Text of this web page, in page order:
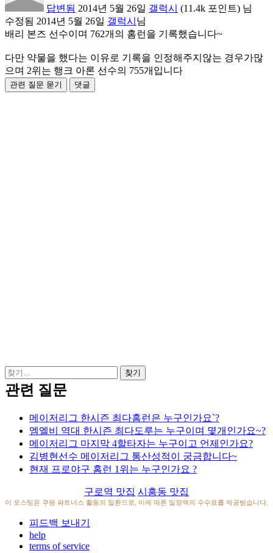
답변됨 2014년 5월 26일 갤럭시 (11.4k 포인트) 님
수정됨 2014년 5월 26일 갤럭시 님
배리 본즈 선수이며 762개의 홈런을 기록했습니다~
다만 약물을 했다는 이유로 기록을 인정해주지않는 경우가많
으며 2위는 행크 아론 선수의 755개입니다
관련 질문
메이저리그 한시즌 최다홈런은 누구인가요`?
엠엘비 역대 한시즌 최다도루는 누구이며 몇개인가요~?
메이저리그 마지막 4할타자는 누구이고 언제인가요?
김병현선수 메이저리그 통산성적이 궁금합니다~
현재 프로야구 홈런 1위는 누구인가요 ?
구로역 맛집 시흥동 맛집
이 포스팅은 쿠팡 파트너스 활동의 일환으로, 이에 따른 일정액의 수수료를 제공받습니다.
피드백 보내기
help
terms of service